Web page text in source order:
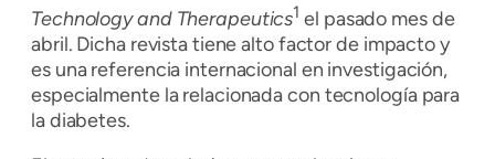
Technology and Therapeutics1 el pasado mes de
abril. Dicha revista tiene alto factor de impacto y
es una referencia internacional en investigación,
especialmente la relacionada con tecnología para
la diabetes.